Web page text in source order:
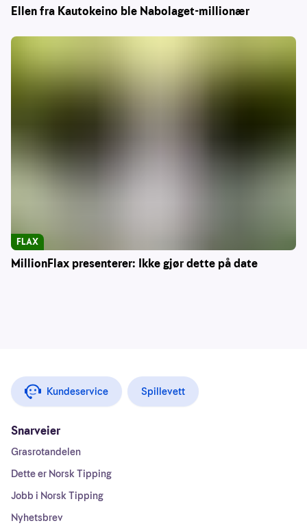
Ellen fra Kautokeino ble Nabolaget-millionær
MillionFlax presenterer: Ikke gjør dette på date
FLAX
Kundeservice Spillevett
Snarveier
Grasrotandelen
Dette er Norsk Tipping
Jobb i Norsk Tipping
Nyhetsbrev